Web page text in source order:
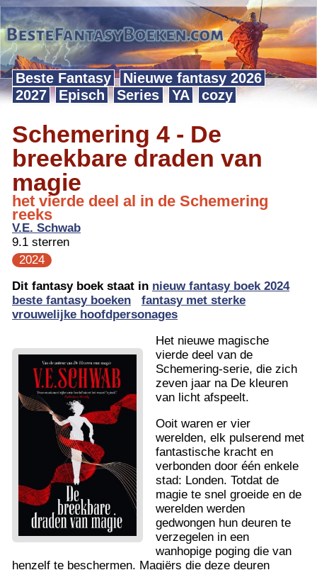
Beste Fantasy
Nieuwe fantasy 2026
2027
Episch Series YA cozy
Schemering 4 - De
breekbare draden van
magie
het vierde deel al in de Schemering
reeks
V.E. Schwab
9.1 sterren
2024
Dit fantasy boek staat in nieuw fantasy boek 2024
beste fantasy boeken
fantasy met sterke
vrouwelijke hoofdpersonages
Het nieuwe magische
vierde deel van de
Schemering-serie, die zich
zeven jaar na De kleuren
van licht afspeelt.
Ooit waren er vier
werelden, elk pulserend met
fantastische kracht en
verbonden door één enkele
stad: Londen. Totdat de
magie te snel groeide en de
werelden werden
gedwongen hun deuren te
verzegelen in een
wanhopige poging die van
henzelf te beschermen. Magiërs die deze deuren